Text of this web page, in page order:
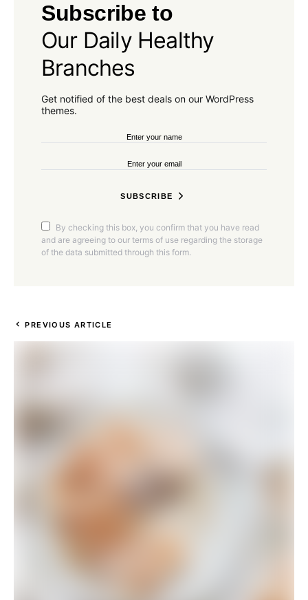
Subscribe to
Our Daily Healthy
Branches
Get notified of the best deals on our WordPress
themes.
SUBSCRIBE
By checking this box, you confirm that you have read
and are agreeing to our terms of use regarding the storage
of the data submitted through this form.
PREVIOUS ARTICLE